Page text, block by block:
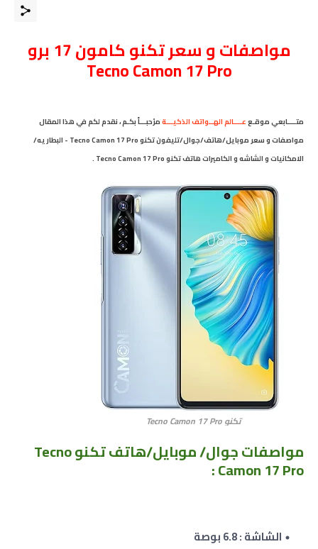
مواصفاتو سعر تكنو كامون 17 برو
Tecno Camon 17 Pro
متــــابعي موقـععــــالم الهــواتف الذكيـــةمرْحبـــاً بكـم ، نقدم لكم في هذا المقال
مواصفات و سعر موبايل/هاتف/جوال/تليفون تكنو Tecno Camon 17 Pro - البطاريه/
الامكانيات و الشاشه و الكاميرات هاتف تكنو Tecno Camon 17 Pro .
تكنو Tecno Camon 17 Pro
مواصفات جوال/ موبايل/هاتف تكنو Tecno
Camon 17 Pro :
الشاشة : 6.8 بوصة